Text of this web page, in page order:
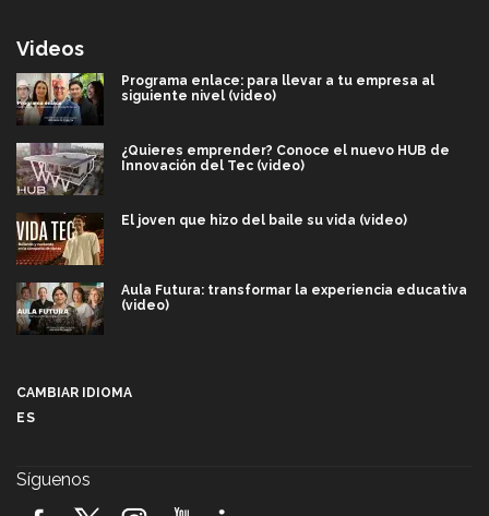
Videos
Programa enlace: para llevar a tu empresa al
siguiente nivel (video)
¿Quieres emprender? Conoce el nuevo HUB de
Innovación del Tec (video)
El joven que hizo del baile su vida (video)
Aula Futura: transformar la experiencia educativa
(video)
CAMBIAR IDIOMA
ES
Síguenos